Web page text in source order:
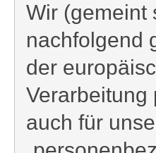
Wir (gemeint
nachfolgend
der
Verarbeitung
auch für